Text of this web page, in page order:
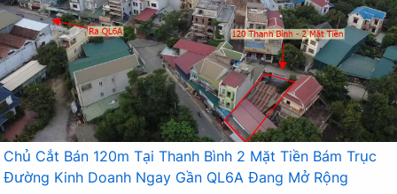
Chủ Cắt Bán 120m Tại Thanh Bình 2 Mặt Tiền Bám Trục
Đường Kinh Doanh Ngay Gần QL6A Đang Mở Rộng